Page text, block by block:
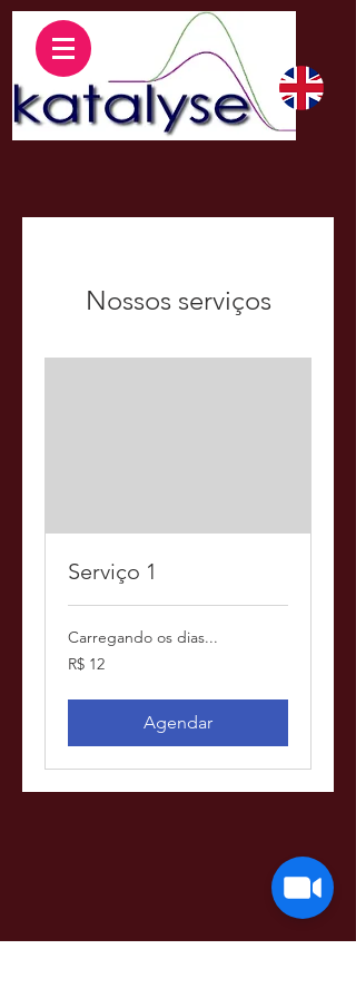
Nossos serviços
Serviço 1
Carregando os dias...
12
Reais
R$ 12
Agendar